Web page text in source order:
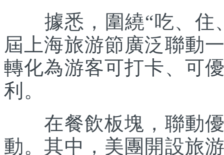
據悉，圍繞“吃、住
屆上海旅游節廣泛聯動
轉化為游客可打卡、可
利。
在餐飲板塊，聯動優
動。其中，美團開設旅